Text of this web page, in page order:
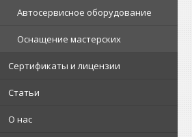
Автосервисное оборудование
Оснащение мастерских
Сертификаты и лицензии
Статьи
О нас